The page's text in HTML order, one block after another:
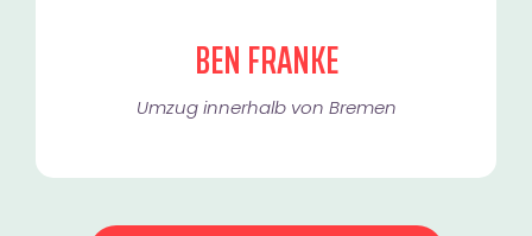
BEN FRANKE
Umzug innerhalb von Bremen​